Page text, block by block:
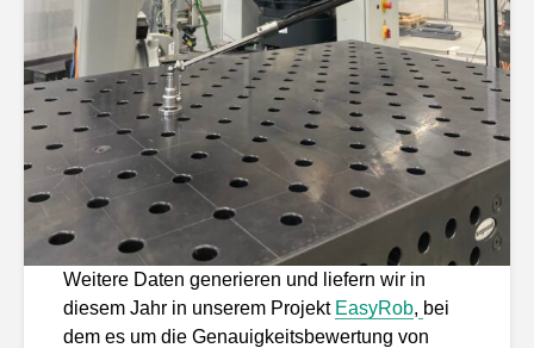
Weitere Daten generieren und liefern wir in
diesem Jahr in unserem Projekt EasyRob, bei
dem es um die Genauigkeitsbewertung von